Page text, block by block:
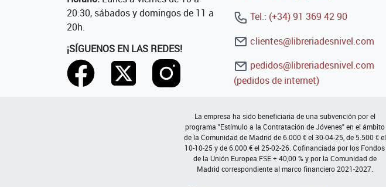
20:30, sábados y domingos de 11 a
20h.
¡SÍGUENOS EN LAS REDES!
Tel.: (+34) 91 369 42 90
clientes@libreriadesnivel.com
pedidos@libreriadesnivel.com
(pedidos de internet)
La empresa ha sido beneficiaria de una subvención por el
programa "Estímulo a la Contratación de Jóvenes" en el ámbito
de la Comunidad de Madrid de 6.000 € el 30-04-25, de 5.500 € el
10-10-25 y de 6.000 € el 25-02-26. Cofinanciada por los Fondos
de la Unión Europea FSE + 40,00 % y por la Comunidad de
Madrid correspondiente al marco financiero 2021-2027.